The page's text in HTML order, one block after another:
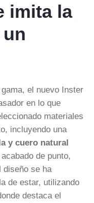
imita la
el nuevo Inster
en lo que
materiales
incluyendo una
y cuero natural
de punto,
diseño se ha
de estar, utilizando
destaca el